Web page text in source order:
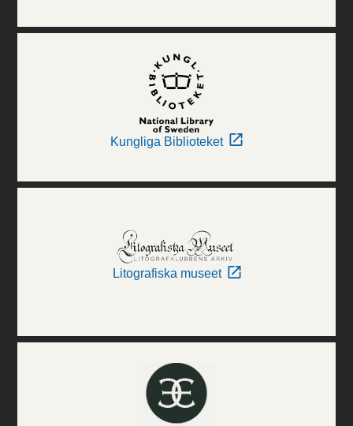
Kungliga Biblioteket
Litografiska museet